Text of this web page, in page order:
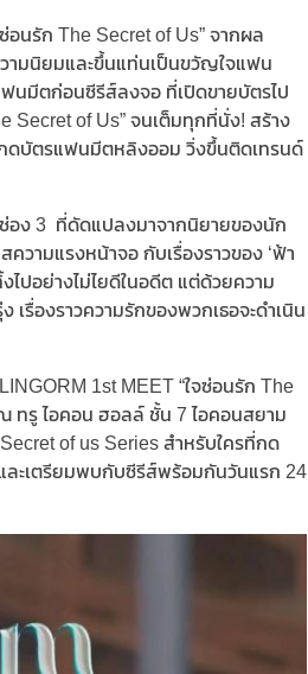
อนรัก The Secret of Us” จากผล
ามนิยมและขึ้นแท่นเป็นขวัญใจแฟน
นมีตก่อนซีรีส์ลงจอ ที่เปิดขายบัตรไป
Secret of Us” จนเต็มทุกที่นั่ง! สร้าง
ดบัตรแฟนมีตหลิงออม วิ่งขึ้นติดเทรนด์
ช่อง 3 ที่ดัดแปลงมาจากนิยายของนัก
วามแรงหน้าจอ กับเรื่องราวของ ‘ฟ้า
ปอย่างไม่ไยดีในอดีต แต่ด้วยความ
เรื่องราวความรักของพวกเธอจะดำเนิน
1st MEET “ใจซ่อนรัก The
ทรู ไอคอน ฮอลล์ ชั้น 7 ไอคอนสยาม
of us Series สำหรับใครที่กด
ละเตรียมพบกับซีรีส์พร้อมกันวันแรก 24